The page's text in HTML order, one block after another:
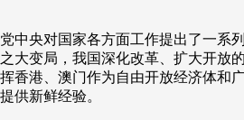
央对国家各方面工作提出了一系
变局，我国深化改革、扩大开放
港、澳门作为自由开放经济体和
供新鲜经验。